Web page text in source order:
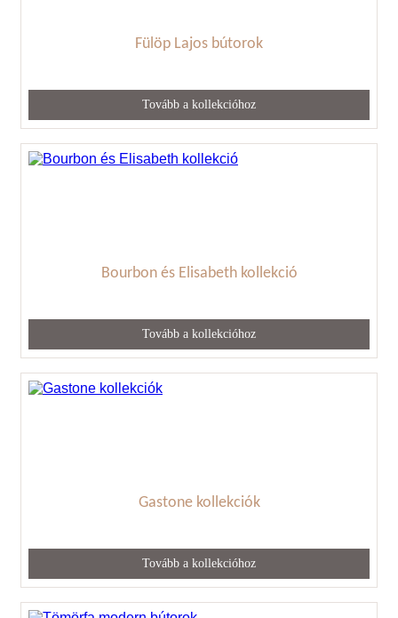
Fülöp Lajos bútorok
Tovább a kollekcióhoz
Bourbon és Elisabeth kollekció
Tovább a kollekcióhoz
Gastone kollekciók
Tovább a kollekcióhoz